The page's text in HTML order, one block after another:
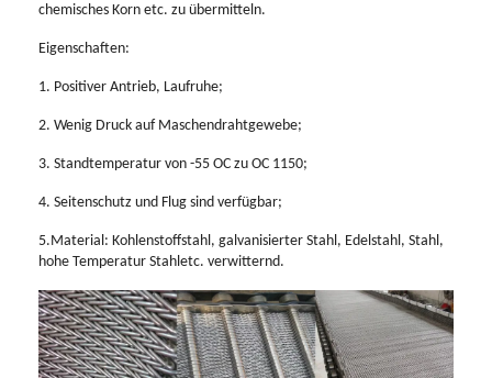
chemisches Korn etc. zu übermitteln.
Eigenschaften:
1. Positiver Antrieb, Laufruhe;
2. Wenig Druck auf Maschendrahtgewebe;
3. Standtemperatur von -55 OC zu OC 1150;
4. Seitenschutz und Flug sind verfügbar;
5.Material: Kohlenstoffstahl, galvanisierter Stahl, Edelstahl, Stahl,
hohe Temperatur Stahletc. verwitternd.